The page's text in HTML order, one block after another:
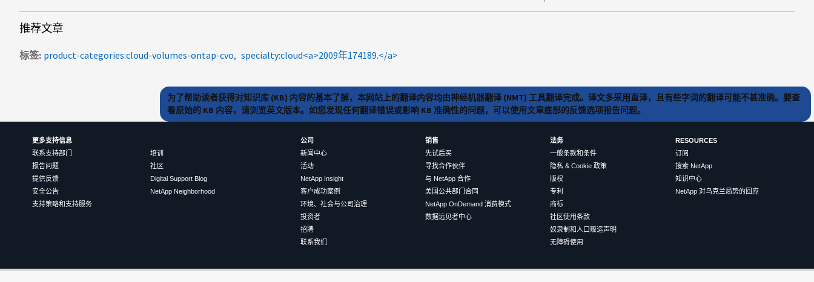
推荐文章
标签 product-categories:cloud-volumes-ontap-cvo specialty:cloud<a>2009年174189.</a>
为了帮助读者获得对知识库 (KB) 内容的基本了解，本网站上的翻译内容均由神经机器翻译 (NMT) 工具翻译完成。译文多采用直译，且有些字词的翻译可能不甚准确。要查
看原始的 KB 内容，请浏览英文版本。如您发现任何翻译错误或影响 KB 准确性的问题，可以使用文章底部的反馈选项报告问题。
更多支持信息
联系支持部门
报告问题
提供反馈
安全公告
支持策略和支持服务
培训
社区
Digital Support Blog
NetApp Neighborhood
公司
新闻中心
活动
NetApp Insight
客户成功案例
环境、社会与公司治理
投资者
招聘
联系我们
销售
先试后买
寻找合作伙伴
与 NetApp 合作
美国公共部门合同
NetApp OnDemand 消费模式
数据远见者中心
法务
一般条款和条件
隐私 & Cookie 政策
版权
专利
商标
社区使用条款
奴隶制和人口贩运声明
无障碍使用
RESOURCES
订阅
搜索 NetApp
知识中心
NetApp 对乌克兰局势的回应